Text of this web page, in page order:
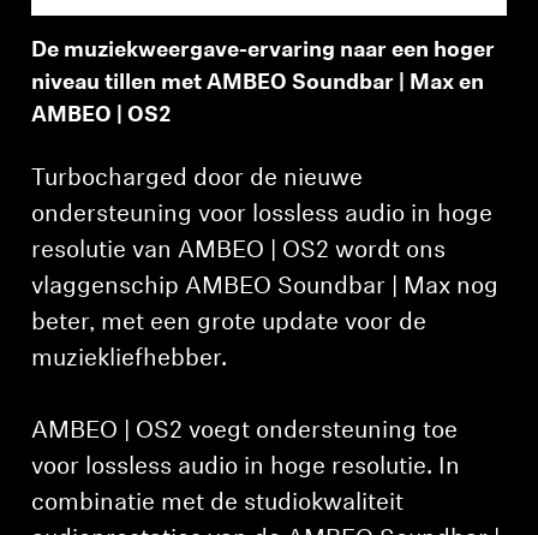
De muziekweergave-ervaring naar een hoger
niveau tillen met AMBEO Soundbar | Max en
AMBEO | OS2
Turbocharged door de nieuwe
ondersteuning voor lossless audio in hoge
resolutie van AMBEO | OS2 wordt ons
vlaggenschip AMBEO Soundbar | Max nog
beter, met een grote update voor de
muziekliefhebber.
AMBEO | OS2 voegt ondersteuning toe
voor lossless audio in hoge resolutie. In
combinatie met de studiokwaliteit